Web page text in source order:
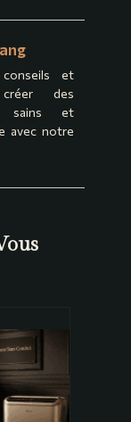
et
des
sains et
avec notre